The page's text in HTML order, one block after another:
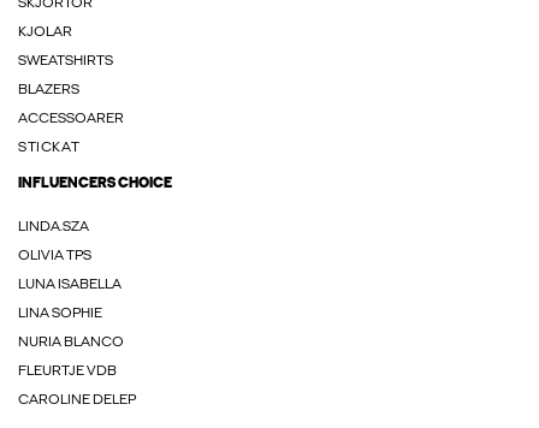
SKJORTOR
KJOLAR
SWEATSHIRTS
BLAZERS
ACCESSOARER
STICKAT
INFLUENCERS CHOICE
LINDA.SZA
OLIVIA TPS
LUNA ISABELLA
LINA SOPHIE
NURIA BLANCO
FLEURTJE VDB
CAROLINE DELEP